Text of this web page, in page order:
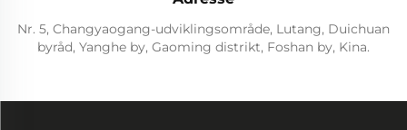
Nr. 5, Changyaogang-udviklingsområde, Lutang, Duichuan
byråd, Yanghe by, Gaoming distrikt, Foshan by, Kina.